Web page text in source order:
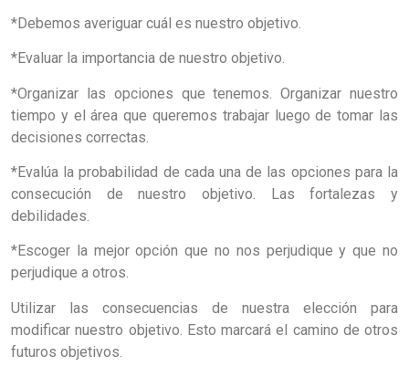
*Debemos averiguar cuál es nuestro objetivo.
*Evaluar la importancia de nuestro objetivo.
*Organizar las opciones que tenemos. Organizar nuestro
tiempo y el área que queremos trabajar luego de tomar las
decisiones correctas.
*Evalúa la probabilidad de cada una de las opciones para la
consecución de nuestro objetivo. Las fortalezas y
debilidades.
*Escoger la mejor opción que no nos perjudique y que no
perjudique a otros.
Utilizar las consecuencias de nuestra elección para
modificar nuestro objetivo. Esto marcará el camino de otros
futuros objetivos.